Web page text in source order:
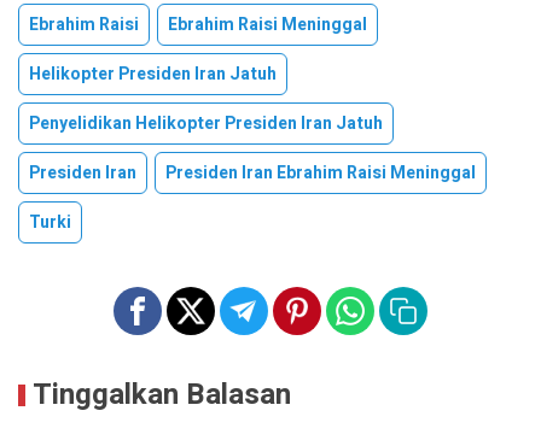
Ebrahim Raisi
Ebrahim Raisi Meninggal
Helikopter Presiden Iran Jatuh
Penyelidikan Helikopter Presiden Iran Jatuh
Presiden Iran
Presiden Iran Ebrahim Raisi Meninggal
Turki
Tinggalkan Balasan